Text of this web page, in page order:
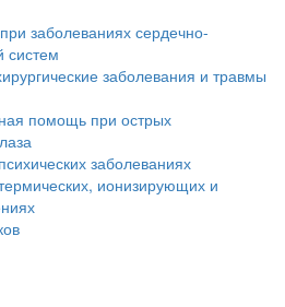
заболеваниях сердечно-
систем
заболевания и травмы
помощь при острых
заболеваниях
ионизирующих и